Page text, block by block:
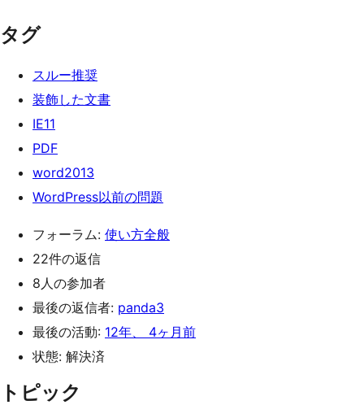
タグ
スルー推奨
装飾した文書
IE11
PDF
word2013
WordPress以前の問題
フォーラム: 使い方全般
22件の返信
8人の参加者
最後の返信者: panda3
最後の活動: 12年、 4ヶ月前
状態: 解決済
トピック